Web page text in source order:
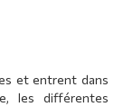
et entrent dans
les différentes